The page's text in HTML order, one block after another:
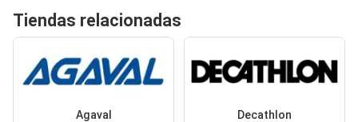
Tiendas relacionadas
Agaval Decathlon